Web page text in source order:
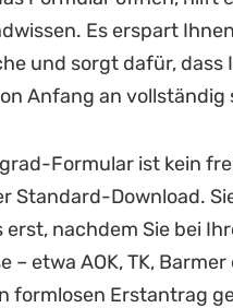
Es erspart Ihnen
und sorgt dafür, dass
Anfang an vollständig
Formular ist kein
Standard-Download.
erst, nachdem Sie bei
– etwa AOK, TK, Barmer
formlosen Erstantrag